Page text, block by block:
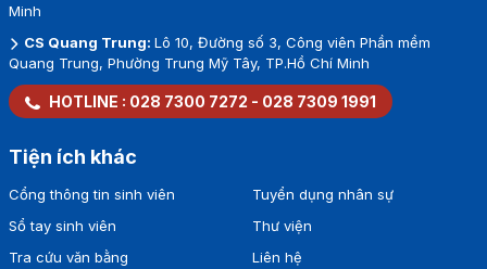
Minh
CS Quang Trung: Lô 10, Đường số 3, Công viên Phần mềm
Quang Trung, Phường Trung Mỹ Tây, TP.Hồ Chí Minh
HOTLINE : 028 7300 7272 - 028 7309 1991
Tiện ích khác
Cổng thông tin sinh viên
Sổ tay sinh viên
Tra cứu văn bằng
Tuyển dụng nhân sự
Thư viện
Liên hệ